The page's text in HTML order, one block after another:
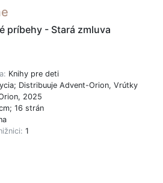
príbehy - Stará zmluva
Knihy pre deti
Distribuuje Advent-Orion, Vrútky
2025
16 strán
1